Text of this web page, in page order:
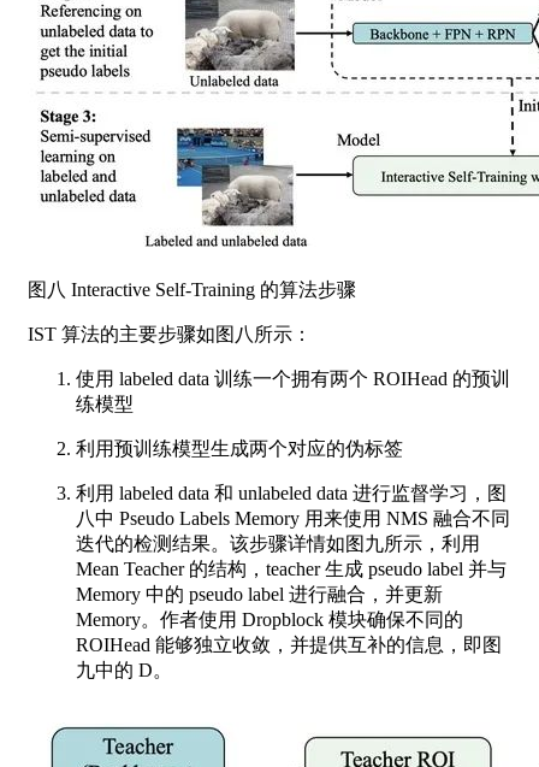
图八 Interactive Self-Training 的算法步骤
IST 算法的主要步骤如图八所示：
使用 labeled data 训练一个拥有两个 ROIHead 的预训
练模型
利用预训练模型生成两个对应的伪标签
利用 labeled data 和 unlabeled data 进行监督学习，图
八中 Pseudo Labels Memory 用来使用 NMS 融合不同
迭代的检测结果。该步骤详情如图九所示，利用
Mean Teacher 的结构，teacher 生成 pseudo label 并与
Memory 中的 pseudo label 进行融合，并更新
Memory。作者使用 Dropblock 模块确保不同的
ROIHead 能够独立收敛，并提供互补的信息，即图
九中的 D。